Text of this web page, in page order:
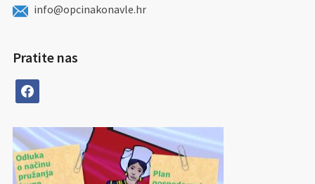
info@opcinakonavle.hr
Pratite nas
facebook